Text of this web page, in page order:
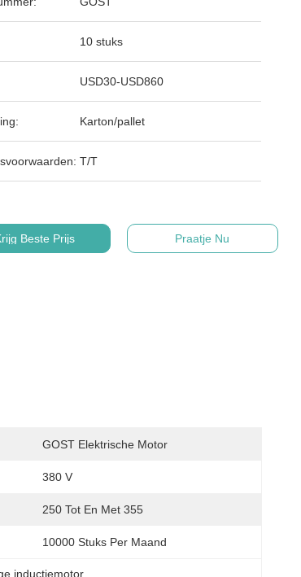
10 stuks
USD30-USD860
Karton/pallet
T/T
Beste Prijs Praatje Nu
GOST Elektrische Motor
380 V
250 Tot En Met 355
10000 Stuks Per Maand
inductiemotor